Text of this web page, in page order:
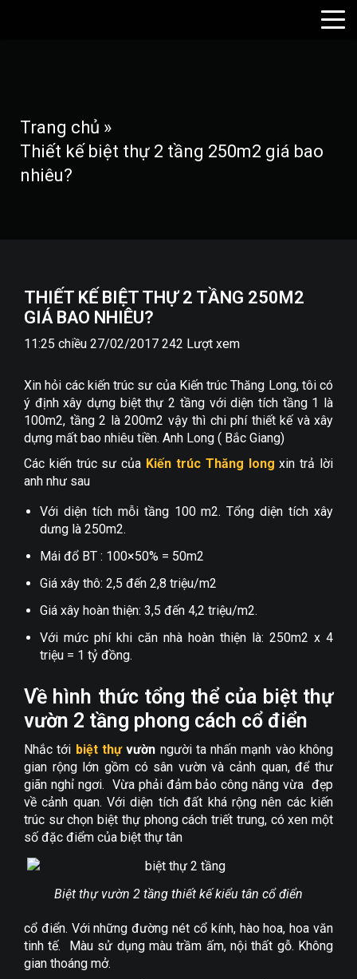
Trang chủ »
Thiết kế biệt thự 2 tầng 250m2 giá bao
nhiêu?
THIẾT KẾ BIỆT THỰ 2 TẦNG 250M2
GIÁ BAO NHIÊU?
11:25 chiều 27/02/2017 242 Lượt xem
Xin hỏi các kiến trúc sư của Kiến trúc Thăng Long, tôi có
ý định xây dựng biệt thự 2 tầng với diện tích tầng 1 là
100m2, tầng 2 là 200m2 vậy thì chi phí thiết kế và xây
dựng mất bao nhiêu tiền. Anh Long ( Bắc Giang)
Các kiến trúc sư của Kiến trúc Thăng long xin trả lời
anh như sau
Với diện tích mỗi tầng 100 m2. Tổng diện tích xây
dưng là 250m2.
Mái đổ BT : 100×50% = 50m2
Giá xây thô: 2,5 đến 2,8 triệu/m2
Giá xây hoàn thiện: 3,5 đến 4,2 triệu/m2.
Với mức phí khi căn nhà hoàn thiện là: 250m2 x 4
triệu = 1 tỷ đồng.
Về hình thức tổng thể của biệt thự
vườn 2 tầng phong cách cổ điển
Nhắc tới biệt thựvườn người ta nhấn mạnh vào không
gian rộng lớn gồm có sân vườn và cảnh quan, để thư
giãn nghỉ ngơi. Vừa phải đảm bảo công năng vừa đẹp
về cảnh quan. Với diện tích đất khá rộng nên các kiến
trúc sư chọn biệt thự phong cách triết trung, có xen một
số đặc điểm của biệt thự tân
Biệt thự vườn 2 tầng thiết kế kiểu tân cổ điển
cổ điển. Với những đường nét cổ kính, hào hoa, hoa văn
tinh tế. Màu sử dụng màu trầm ấm, nội thất gỗ. Không
gian thoáng mở.